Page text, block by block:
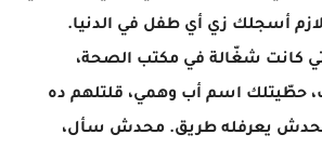
أسجلك زي أي طفل في الدنيا.
كانت شغّالة في مكتب الصحة،
حطّيتلك اسم أب وهمي، قلتلهم ده
يعرفله طريق. محدش سأل،